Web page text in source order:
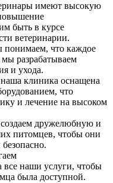
имеют высокую
быть в курсе
ветеринарии.
понимаем, что каждое
разрабатываем
и ухода.
клиника оснащена
что
и лечение на высоком
дружелюбную и
питомцев, чтобы они
все наши услуги, чтобы
была доступной.